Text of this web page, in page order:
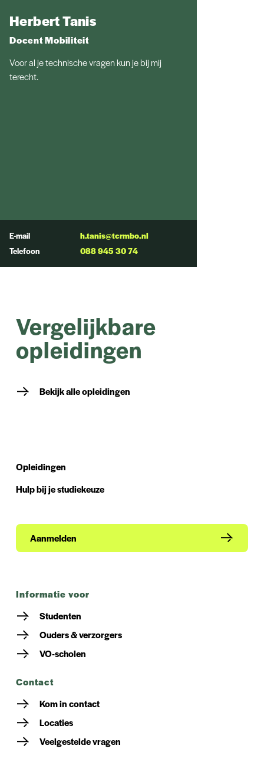
Herbert Tanis
Docent Mobiliteit
Voor al je technische vragen kun je bij mij
terecht.
E-mail
h.tanis@tcrmbo.nl
Telefoon
088 945 30 74
Vergelijkbare
opleidingen
Bekijk alle opleidingen
Opleidingen
Hulp bij je studiekeuze
Aanmelden
informatie voor
Studenten
Ouders & verzorgers
VO-scholen
contact
Kom in contact
Locaties
Veelgestelde vragen